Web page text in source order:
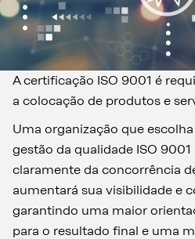
A certificação ISO 9001 é
a colocação de produtos e
Uma organização que
gestão da qualidade ISO 9001
claramente da concorrência
aumentará sua visibilidade e
garantindo uma maior
para o resultado final e uma